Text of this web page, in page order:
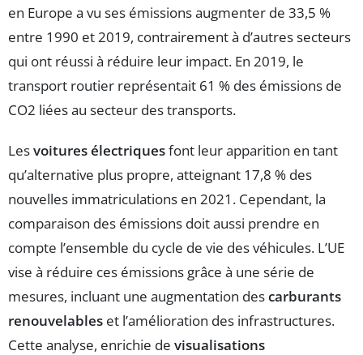
en Europe a vu ses émissions augmenter de 33,5 %
entre 1990 et 2019, contrairement à d’autres secteurs
qui ont réussi à réduire leur impact. En 2019, le
transport routier représentait 61 % des émissions de
CO2 liées au secteur des transports.
Lesvoitures électriquesfont leur apparition en tant
qu’alternative plus propre, atteignant 17,8 % des
nouvelles immatriculations en 2021. Cependant, la
comparaison des émissions doit aussi prendre en
compte l’ensemble du cycle de vie des véhicules. L’UE
vise à réduire ces émissions grâce à une série de
mesures, incluant une augmentation descarburants
renouvelables et l’amélioration des infrastructures.
Cette analyse, enrichie de visualisations